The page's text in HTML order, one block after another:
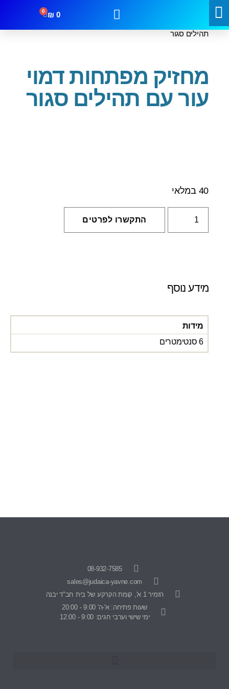
0
₪
0
/ מחזיק מפתחות דמוי עור עם
תהילים סגור
מחזיק מפתחות דמוי
עור עם תהילים סגור
40 במלאי
התקשרו לפרטים
מידע נוסף
מידות
6 סנטימטרים
08-932-7585
sales@judaica-yavne.com
הזמיר 1 א', קומת הקרקע של בית חב"ד יבנה
שעות פתיחה: א'-ה' 9:00 - 20:00
ימי שישי וערבי חגים: 9:00 - 12:00